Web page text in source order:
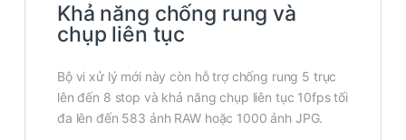
Khả năng chống rung và
chụp liên tục
Bộ vi xử lý mới này còn hỗ trợ chống rung 5 trục
lên đến 8 stop và khả năng chụp liên tục 10fps tối
đa lên đến 583 ảnh RAW hoặc 1000 ảnh JPG.